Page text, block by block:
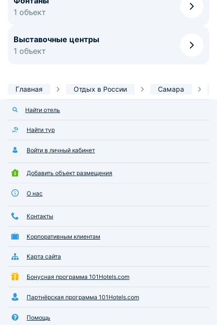
1 объект
Выставочные центры
1 объект
Главная Отдых в России Самара
Найти отель
Найти тур
Войти в личный кабинет
Добавить объект размещения
О нас
Контакты
Корпоративным клиентам
Карта сайта
Бонусная программа 101Hotels.com
Партнёрская программа 101Hotels.com
Помощь